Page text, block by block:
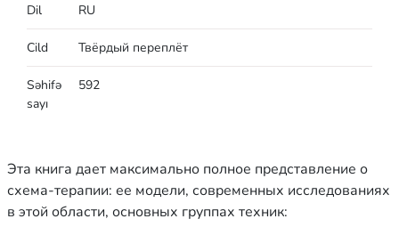
Dil RU
Cild Твёрдый переплёт
Səhifə
sayı
592
Эта книга дает максимально полное представление о
схема-терапии: ее модели, современных исследованиях
в этой области, основных группах техник: